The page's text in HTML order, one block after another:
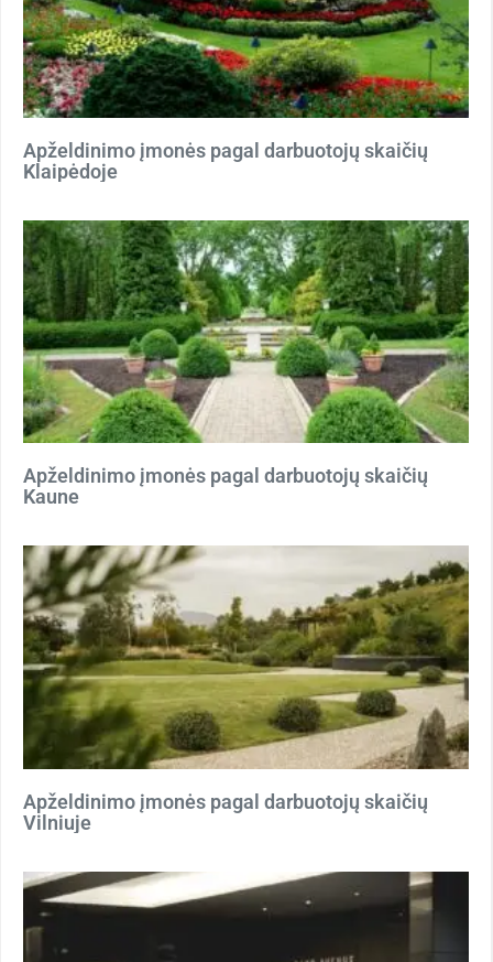
Apželdinimo įmonės pagal darbuotojų skaičių
Klaipėdoje
Apželdinimo įmonės pagal darbuotojų skaičių
Kaune
Apželdinimo įmonės pagal darbuotojų skaičių
Vilniuje